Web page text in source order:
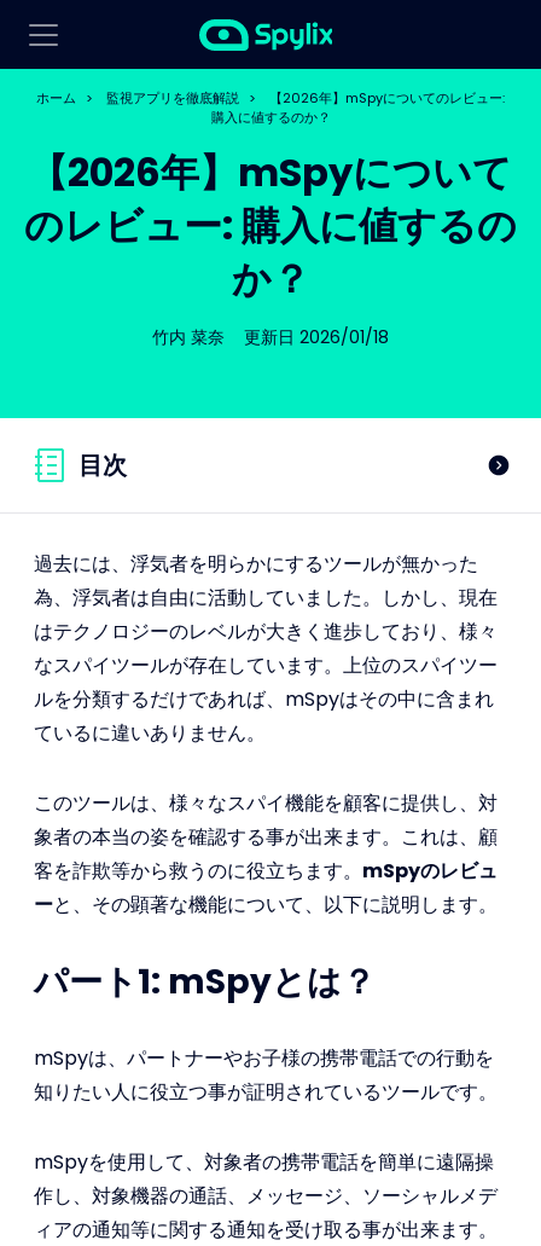
ホーム > 監視アプリを徹底解説 >
【2026年】mSpyについてのレビュー:
購入に値するのか？
【2026年】mSpyについて
のレビュー: 購入に値するの
か？
竹内 菜奈 更新日 2026/01/18
目次
過去には、浮気者を明らかにするツールが無かった
為、浮気者は自由に活動していました。しかし、現在
はテクノロジーのレベルが大きく進歩しており、様々
なスパイツールが存在しています。上位のスパイツー
ルを分類するだけであれば、mSpyはその中に含まれ
ているに違いありません。
このツールは、様々なスパイ機能を顧客に提供し、対
象者の本当の姿を確認する事が出来ます。これは、顧
客を詐欺等から救うのに役立ちます。 mSpyのレビュ
ーと、その顕著な機能について、以下に説明します。
パート1: mSpyとは？
mSpyは、パートナーやお子様の携帯電話での行動を
知りたい人に役立つ事が証明されているツールです。
mSpyを使用して、対象者の携帯電話を簡単に遠隔操
作し、対象機器の通話、メッセージ、ソーシャルメデ
ィアの通知等に関する通知を受け取る事が出来ます。